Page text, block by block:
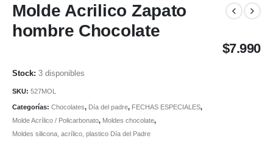
Molde Acrilico Zapato
hombre Chocolate
$7.990
3 disponibles
SKU: 527MOL
Categorías: Chocolates, Día del padre, FECHAS ESPECIALES,
Molde Acrílico / Policarbonato, Moldes chocolate,
Moldes silicona, acrílico, plastico Día del Padre